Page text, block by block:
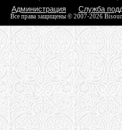
Администрация Служба
Все права защищены © 2007-2026